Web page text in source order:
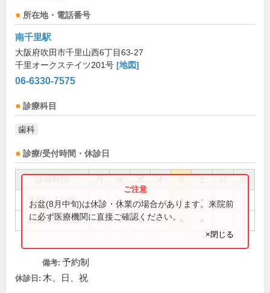
所在地・電話番号
南千里駅
大阪府吹田市千里山西6丁目63-27
千里オークステイツ201号 [地図]
06-6330-7575
診療科目
歯科
診療/受付時間・休診日
祝
9:00～13:00 ● ● ● ●
15:00～19:00 ● ● ●
お盆(8月中旬)は休診・休業の場合があります。来院前
に必ず医療機関に直接ご確認ください。
×閉じる
備考: 予約制
休診日: 木、日、祝